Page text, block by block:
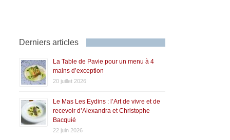
Derniers articles
La Table de Pavie pour un menu à 4
mains d’exception
20 juillet 2026
Le Mas Les Eydins : l’Art de vivre et de
recevoir d’Alexandra et Christophe
Bacquié
22 juin 2026